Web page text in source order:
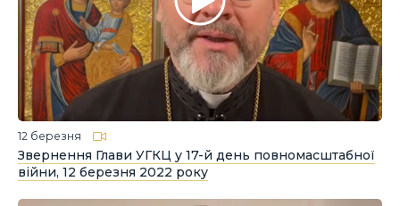
12 березня
Звернення Глави УГКЦ у 17-й день повномасштабної
війни, 12 березня 2022 року